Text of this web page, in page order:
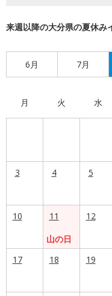
来週以降の大分県の夏休み
6月 7月
月 火 水
3 4 5
10
11
山の日
12
17
18 19